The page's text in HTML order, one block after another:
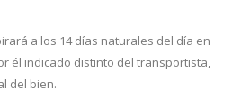
a los 14 días naturales del día en
él indicado distinto del transportista,
del bien.